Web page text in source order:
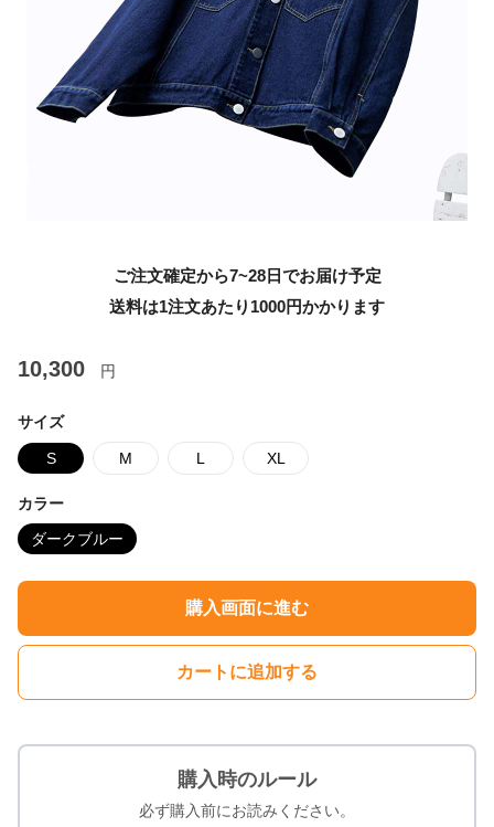
ご注文確定から7~28日でお届け予定
送料は1注文あたり 1000円かかります
10,300 円
サイズ
S M L XL
カラー
ダークブルー
購入画面に進む
カートに追加する
購入時のルール
必ず購入前にお読みください。